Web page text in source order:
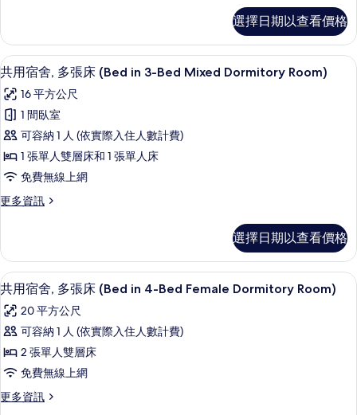
床
的
所
有
相
片
房,
張
單
人
床
的
詳
情
選擇日期以查看價格
顯
示
共
用
宿
舍,
張
(Bed
in
3-
Bed
Mixed
Dormitory
Room)
的
所
客房內保險箱、遮光布/窗簾、隔音、
7
共用宿舍, 多張床 (Bed in 3-Bed Mixed Dormitory Room)
16 平方公尺
1 間臥室
可容納 1 人 (依實際入住人數計費)
1 張單人雙層床和 1 張單人床
免費無線上網
更多資訊
更
宿
舍,
多
張
床
(Bed
3-
Bed
Dormitory
選擇日期以查看價格
顯
示
共
用
宿
多
共用宿舍, 多張床 (Bed in 4-Bed
5
共用宿舍, 多張床 (Bed in 4-Bed Female Dormitory Room)
20 平方公尺
可容納 1 人 (依實際入住人數計費)
2 張單人雙層床
免費無線上網
更多資訊
更